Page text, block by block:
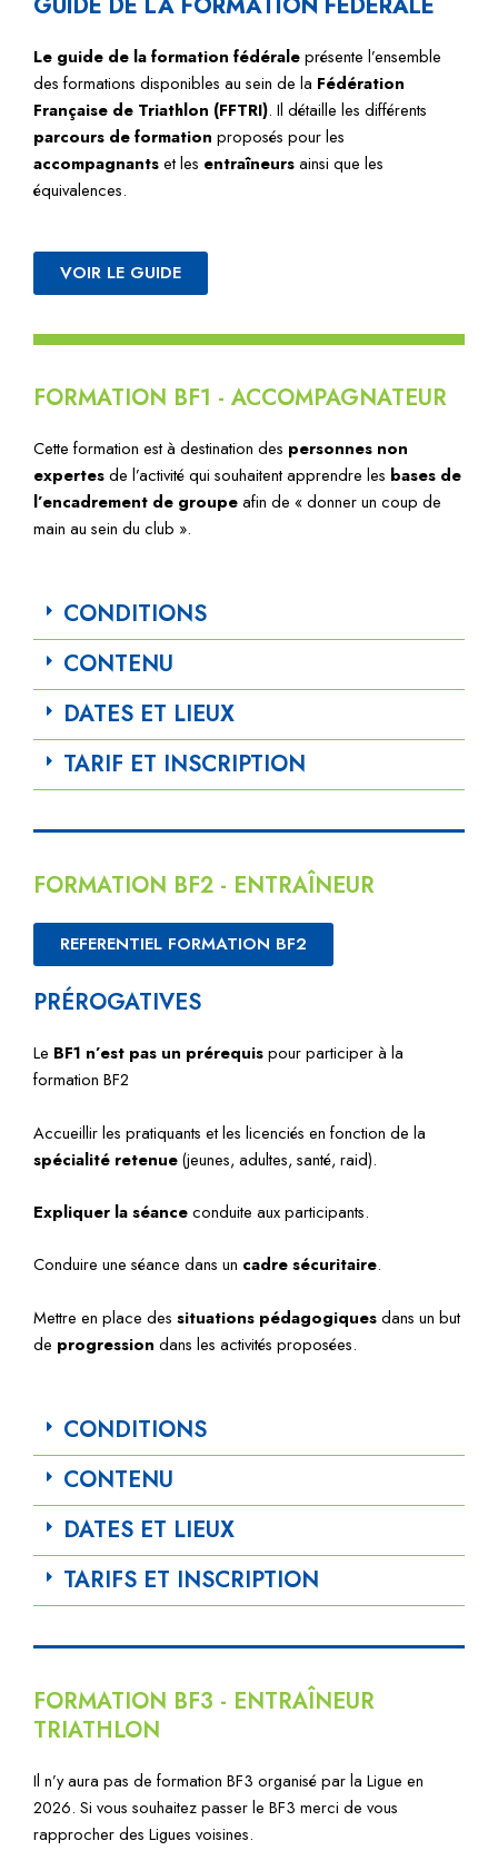
Le guide de la formation fédéraleprésente l’ensemble
des formations disponibles au sein de la Fédération
Française de Triathlon (FFTRI). Il détaille les différents
parcours de formation proposés pour les
accompagnantset les entraîneursainsi que les
équivalences.
VOIR LE GUIDE
FORMATION BF1 - ACCOMPAGNATEUR
Cette formation est à destination des personnes non
expertesde l’activité qui souhaitent apprendre les bases de
l’encadrement de groupeafin de « donner un coup de
main au sein du club ».
CONDITIONS
CONTENU
DATES ET LIEUX
TARIF ET INSCRIPTION
FORMATION BF2 - ENTRAÎNEUR
REFERENTIEL FORMATION BF2
PRÉROGATIVES
Le BF1 n’est pas un prérequispour participer à la
formation BF2
Accueillir les pratiquants et les licenciés en fonction de la
spécialité retenue(jeunes, adultes, santé, raid).
Expliquer la séanceconduite aux participants.
Conduire une séance dans un cadre sécuritaire.
Mettre en place des situations pédagogiquesdans un but
de progression dans les activités proposées.
CONDITIONS
CONTENU
DATES ET LIEUX
TARIFS ET INSCRIPTION
FORMATION BF3 - ENTRAÎNEUR
TRIATHLON
Il n’y aura pas de formation BF3 organisé par la Ligue en
2026. Si vous souhaitez passer le BF3 merci de vous
rapprocher des Ligues voisines.